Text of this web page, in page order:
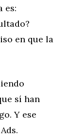
es:
en que la
sí han
Y ese